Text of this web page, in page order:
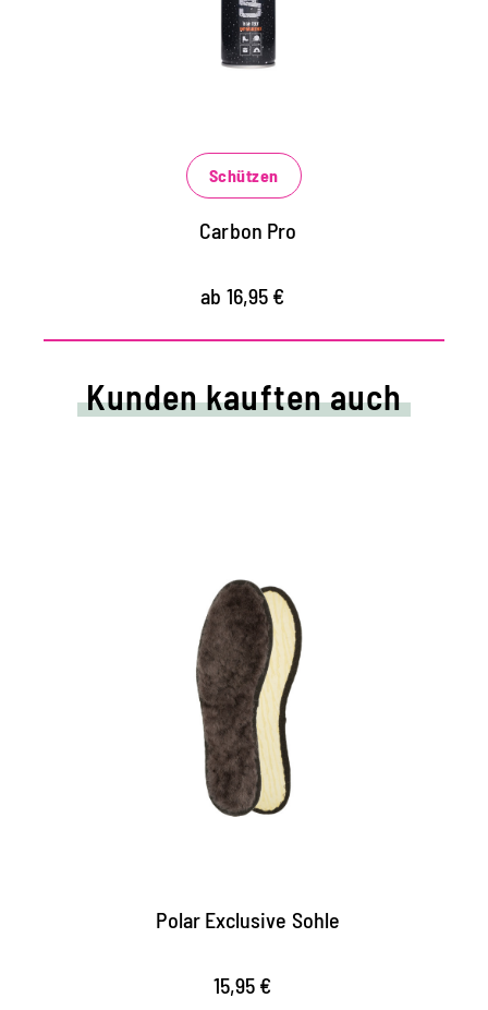
Rucksäcke und vieles mehr
wirkt wie eine sprühbare Membran mit
Schützen
Carbon Pro
ab 16,95 €
Kunden kauften auch
Kuschelige Wintersohle
Lammfell-Einlage mit wollig-weicher
wärmt den Fuß selbst bei empfindlich
kalten Temperaturen
Polar Exclusive Sohle
15,95 €